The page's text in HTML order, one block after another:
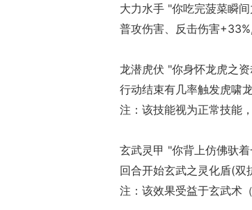
大力水手 "你吃完菠菜瞬
普攻伤害、反击伤害
龙潜虎伏 "你身怀龙虎之
行动结束有几率触发虎啸
注：该技能视为正常技能
玄武灵甲 "你背上仿佛驮
回合开始玄武之灵化盾(
注：该效果受益于玄武术